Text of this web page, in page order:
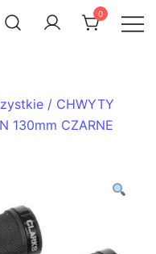
0
/ CHWYTY
130mm CZARNE